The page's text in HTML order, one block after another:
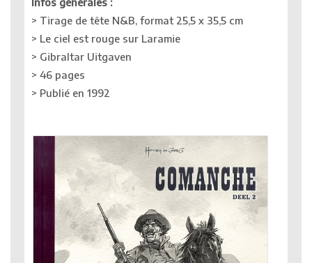
> Tirage de tête N&B, format 25,5 x 35,5 cm
> Le ciel est rouge sur Laramie
> Gibraltar Uitgaven
> 46 pages
> Publié en 1992